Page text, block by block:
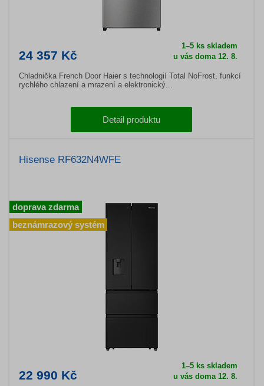
24 357 Kč
1–5 ks skladem
u vás doma 12. 8.
Chladnička French Door Haier s technologií Total NoFrost, funkcí
rychlého chlazení a mrazení a elektronický...
Detail produktu
Hisense RF632N4WFE
22 990 Kč
1–5 ks skladem
u vás doma 12. 8.
doprava zdarma
beznámrazový systém